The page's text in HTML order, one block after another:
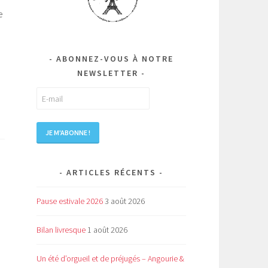
ABONNEZ-VOUS À NOTRE
NEWSLETTER
ARTICLES RÉCENTS
Pause estivale 20263 août 2026
Bilan livresque 1 août 2026
Un été d’orgueil et de préjugés – Angourie &